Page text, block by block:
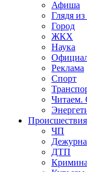
Афиша
Глядя из
Город
ЖКХ
Наука
Реклама
Спорт
Читаем.
Происшествия
ЧП
ДТП